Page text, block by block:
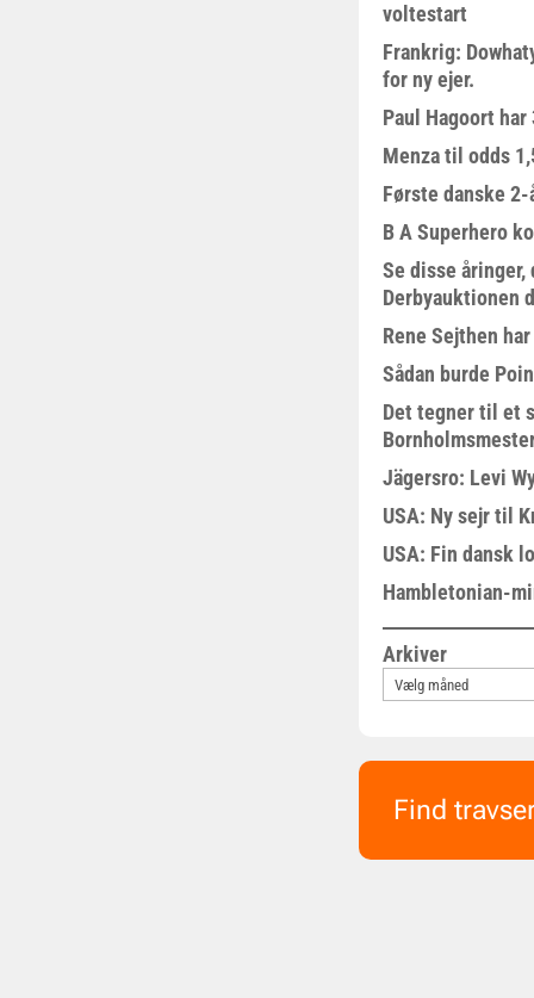
voltestart
Frankrig:
for ny ejer.
Paul Hagoort
Menza til odds
Første danske
B A Superhero
Se disse
Derbyauktionen
Rene Sejthen
Sådan burde
Det tegner til et
Jägersro: Levi
USA: Ny sejr til
USA: Fin dansk
Hambletonian-
Arkiver
Find